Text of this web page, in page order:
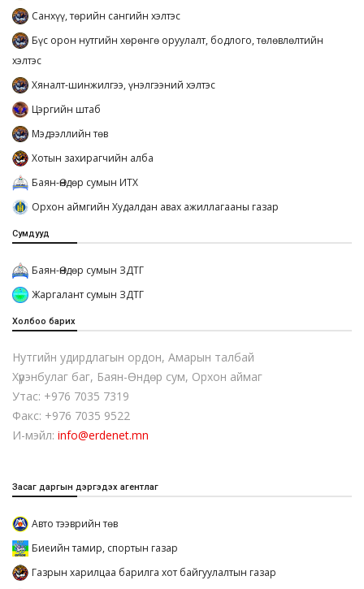
Санхүү, төрийн сангийн хэлтэс
Бүс орон нутгийн хөрөнгө оруулалт, бодлого, төлөвлөлтийн
хэлтэс
Хяналт-шинжилгээ, үнэлгээний хэлтэс
Цэргийн штаб
Мэдээллийн төв
Хотын захирагчийн алба
Баян-Өндөр сумын ИТХ
Орхон аймгийн Худалдан авах ажиллагааны газар
Сумдууд
Баян-Өндөр сумын ЗДТГ
Жаргалант сумын ЗДТГ
Холбоо барих
Нутгийн удирдлагын ордон, Амарын талбай
Хүрэнбулаг баг, Баян-Өндөр сум, Орхон аймаг
Утас: +976 7035 7319
Факс: +976 7035 9522
И-мэйл: info@erdenet.mn
Засаг даргын дэргэдэх агентлаг
Авто тээврийн төв
Биеийн тамир, спортын газар
Газрын харилцаа барилга хот байгуулалтын газар